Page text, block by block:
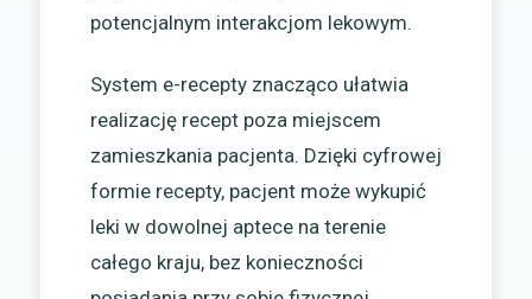
potencjalnym interakcjom lekowym.
System e-recepty znacząco ułatwia
realizację recept poza miejscem
zamieszkania pacjenta. Dzięki cyfrowej
formie recepty, pacjent może wykupić
leki w dowolnej aptece na terenie
całego kraju, bez konieczności